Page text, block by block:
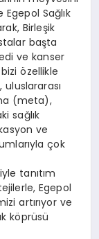
Sağlık
Birleşik
başta
ve kanser
özellikle
(meta),
sağlık
ve
çok
tanıtım
Egepol
artırıyor ve
köprüsü